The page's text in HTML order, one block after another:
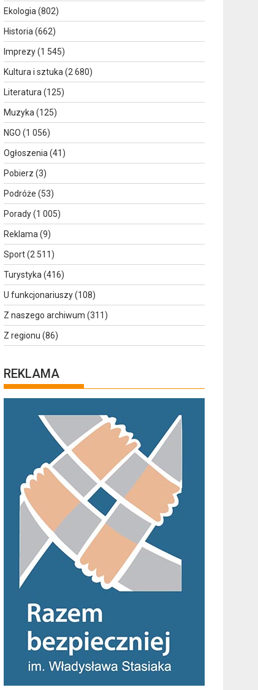
Ekologia (802)
Historia (662)
Imprezy(1 545)
Kultura i sztuka (2 680)
Literatura (125)
Muzyka (125)
NGO (1 056)
Ogłoszenia (41)
Pobierz (3)
Podróże (53)
Porady(1 005)
Reklama (9)
Sport(2 511)
Turystyka (416)
U funkcjonariuszy(108)
Z naszego archiwum (311)
Z regionu (86)
REKLAMA